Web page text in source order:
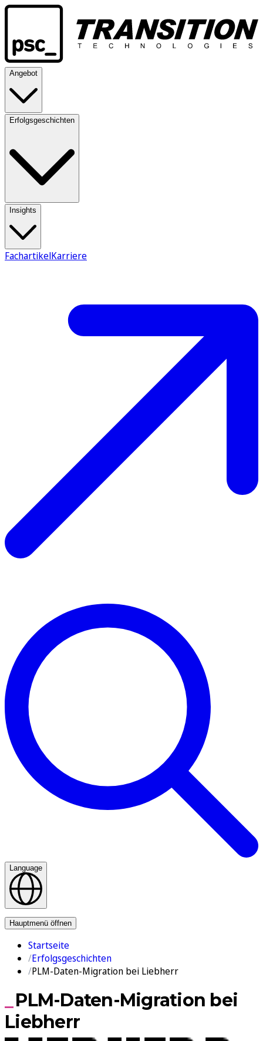
Angebot
Erfolgsgeschichten
Insights
FachartikelKarriere
Language
Hauptmenü öffnen
Startseite
Erfolgsgeschichten
PLM-Daten-Migration bei Liebherr
PLM-Daten-Migration bei
Liebherr